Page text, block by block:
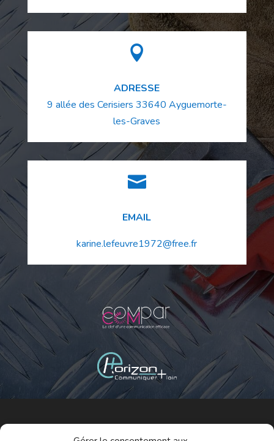

ADRESSE
9 allée des Cerisiers 33640 Ayguemorte-
les-Graves

EMAIL
karine.lefeuvre1972@free.fr